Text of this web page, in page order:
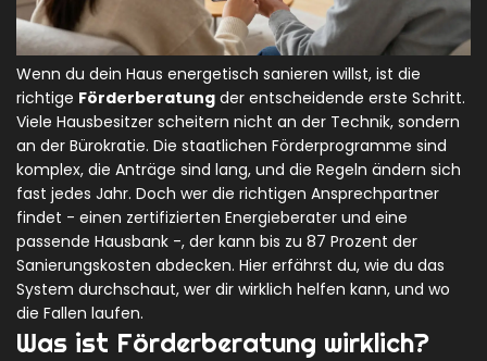
Wenn du dein Haus energetisch sanieren willst, ist die
richtige Förderberatung der entscheidende erste Schritt.
Viele Hausbesitzer scheitern nicht an der Technik, sondern
an der Bürokratie. Die staatlichen Förderprogramme sind
komplex, die Anträge sind lang, und die Regeln ändern sich
fast jedes Jahr. Doch wer die richtigen Ansprechpartner
findet - einen zertifizierten Energieberater und eine
passende Hausbank -, der kann bis zu 87 Prozent der
Sanierungskosten abdecken. Hier erfährst du, wie du das
System durchschaut, wer dir wirklich helfen kann, und wo
die Fallen laufen.
Was ist Förderberatung wirklich?